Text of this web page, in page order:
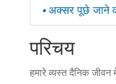
अक्सर पूछे जाने
परिचय
हमारे व्यस्त दैनिक